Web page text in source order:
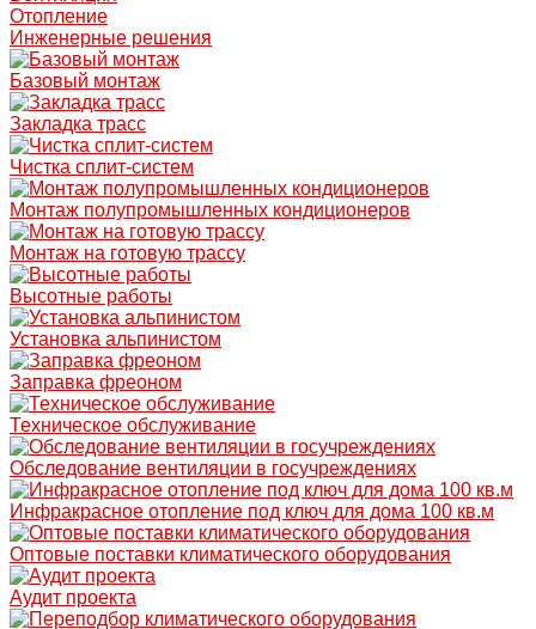
Отопление
Инженерные решения
Базовый монтаж
Закладка трасс
Чистка сплит-систем
Монтаж полупромышленных кондиционеров
Монтаж на готовую трассу
Высотные работы
Установка альпинистом
Заправка фреоном
Техническое обслуживание
Обследование вентиляции в госучреждениях
Инфракрасное отопление под ключ для дома 100 кв.м
Оптовые поставки климатического оборудования
Аудит проекта